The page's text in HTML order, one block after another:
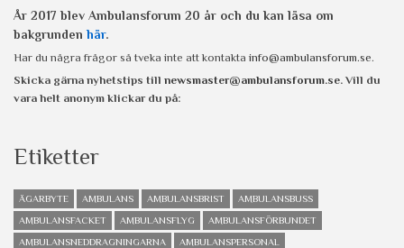
År 2017 blev Ambulansforum 20 år och du kan läsa om
bakgrunden här.
Har du några frågor så tveka inte att kontakta info@ambulansforum.se.
Skicka gärna nyhetstips till newsmaster@ambulansforum.se. Vill du
vara helt anonym klickar du på:
Etiketter
ÄGARBYTE AMBULANS AMBULANSBRIST
AMBULANSBUSS
AMBULANSFACKET
AMBULANSFLYG
AMBULANSFÖRBUNDET
AMBULANSNEDDRAGNINGARNA
AMBULANSPERSONAL